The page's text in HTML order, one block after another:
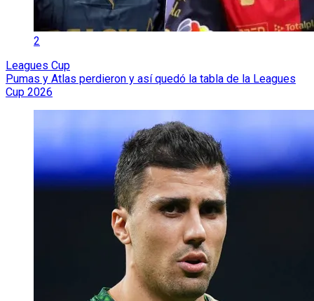
2
Leagues Cup
Pumas y Atlas perdieron y así quedó la tabla de la Leagues
Cup 2026